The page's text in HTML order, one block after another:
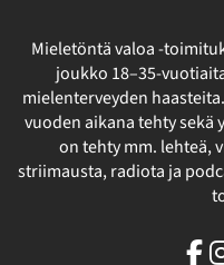
Mieletöntä valoa -
joukko 18–35-
mielenterveyden
vuoden aikana tehty sekä
on tehty mm. lehteä,
striimausta, radiota ja